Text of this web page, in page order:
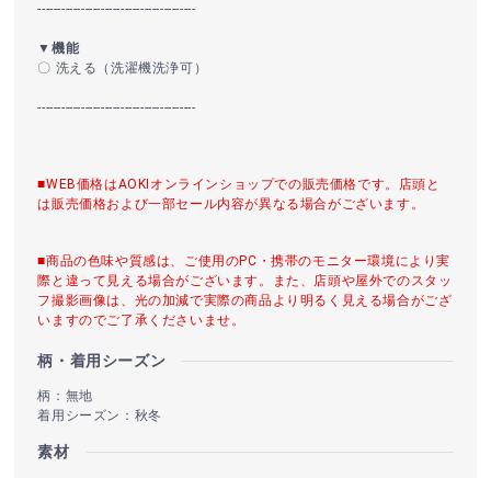
----------------------------------------
▼機能
〇 洗える（洗濯機洗浄可）
----------------------------------------
■WEB価格はAOKIオンラインショップでの販売価格です。店頭と
は販売価格および一部セール内容が異なる場合がございます。
■商品の色味や質感は、ご使用のPC・携帯のモニター環境により実
際と違って見える場合がございます。また、店頭や屋外でのスタッ
フ撮影画像は、光の加減で実際の商品より明るく見える場合がござ
いますのでご了承くださいませ。
柄・着用シーズン
柄：無地
着用シーズン：秋冬
素材